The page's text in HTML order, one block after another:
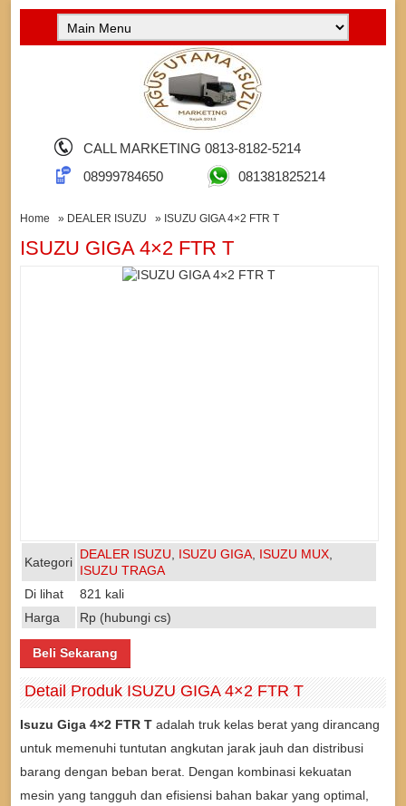
CALL MARKETING 0813-8182-5214
08999784650
081381825214
Home » DEALER ISUZU » ISUZU GIGA 4×2 FTR T
ISUZU GIGA 4×2 FTR T
Kategori
DEALER ISUZU ISUZU GIGA ISUZU MUX
ISUZU TRAGA
Di lihat
821 kali
Harga
Rp (hubungi cs)
Beli Sekarang
Detail Produk ISUZU GIGA 4×2 FTR T
Isuzu Giga 4×2 FTR T adalah truk kelas berat yang dirancang
untuk memenuhi tuntutan angkutan jarak jauh dan distribusi
barang dengan beban berat. Dengan kombinasi kekuatan
mesin yang tangguh dan efisiensi bahan bakar yang optimal,